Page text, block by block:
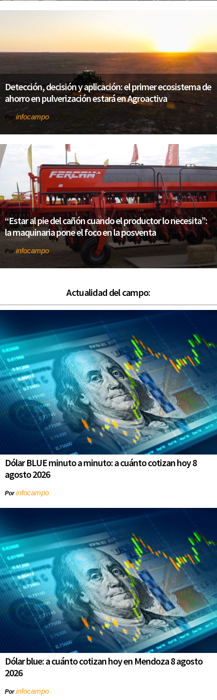
Detección, decisión y aplicación: el primer ecosistema de
ahorro en pulverización estará en Agroactiva
Por infocampo
“Estar al pie del cañón cuando el productor lo necesita”:
la maquinaria pone el foco en la posventa
Por infocampo
Actualidad del campo:
Dólar BLUE minuto a minuto: a cuánto cotizan hoy 8
agosto 2026
Porinfocampo
Dólar blue: a cuánto cotizan hoy en Mendoza 8 agosto
2026
Porinfocampo